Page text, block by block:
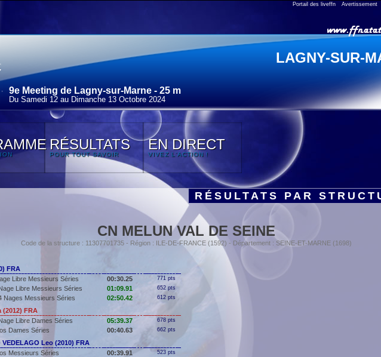
Portail des liveffn Avertissement
LAGNY-SUR-
9e Meeting de Lagny-sur-Marne - 25 m
Du Samedi 12 au Dimanche 13 Octobre 2024
RÉSULTATS
POUR TOUT SAVOIR
EN DIRECT
VIVEZ L'ACTION !
RÉSULTATS PAR
CN MELUN VAL DE SEINE
Code de la structure : 11307701735 - Région : ILE-DE-FRANCE (1592) - Département : SEINE-ET-MARNE (1698)
FRA
Libre Messieurs Séries 00:30.25 771 pts
Libre Messieurs Séries 01:09.91 652 pts
Nages Messieurs Séries 02:50.42 612 pts
(2012) FRA
Libre Dames Séries 05:39.37 678 pts
Dames Séries 00:40.63 662 pts
VEDELAGO Leo (2010) FRA
Messieurs Séries 00:39.91 523 pts